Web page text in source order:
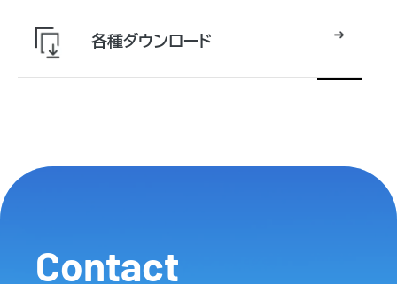
各種ダウンロード
Contact